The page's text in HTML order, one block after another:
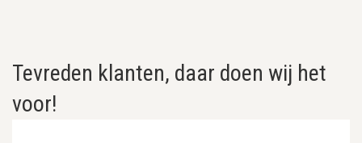
Tevreden klanten, daar doen wij het
voor!